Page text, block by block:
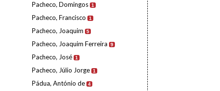
Pacheco, Domingos 1
Pacheco, Francisco 1
Pacheco, Joaquim 5
Pacheco, Joaquim Ferreira 9
Pacheco, José 1
Pacheco, Júlio Jorge 1
Pádua, António de 4